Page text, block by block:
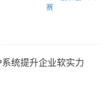
统提升企业软实力